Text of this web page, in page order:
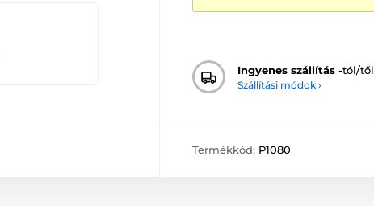
Ingyenes szállítás -tól/től
Szállítási módok ›
Termékkód: P1080